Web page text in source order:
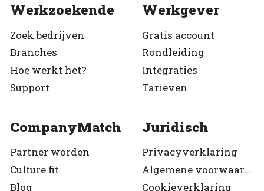
Werkzoekende
Zoek bedrijven
Branches
Hoe werkt het?
Support
Werkgever
Gratis account
Rondleiding
Integraties
Tarieven
CompanyMatch
Partner worden
Culture fit
Blog
Juridisch
Privacyverklaring
Algemene voorwaarden
Cookieverklaring